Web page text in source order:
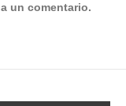
un comentario.